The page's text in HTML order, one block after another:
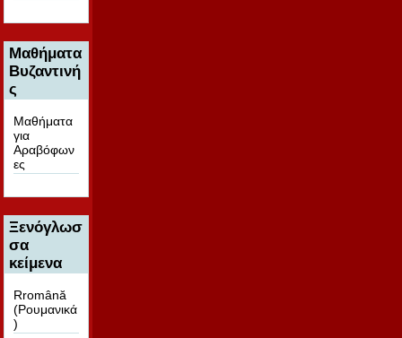
Μαθήματα
Βυζαντινή
ς
Μαθήματα
για
Αραβόφων
ες
Ξενόγλωσ
σα
κείμενα
Rromână
(Ρουμανικά
)